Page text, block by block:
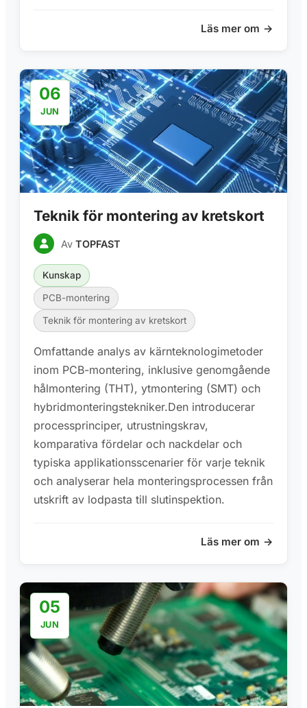
Läs mer om
06
JUN
Teknik för montering av kretskort
Av TOPFAST
Kunskap
PCB-montering
Teknik för montering av kretskort
Omfattande analys av kärnteknologimetoder
inom PCB-montering, inklusive genomgående
hålmontering (THT), ytmontering (SMT) och
hybridmonteringstekniker.Den introducerar
processprinciper, utrustningskrav,
komparativa fördelar och nackdelar och
typiska applikationsscenarier för varje teknik
och analyserar hela monteringsprocessen från
utskrift av lodpasta till slutinspektion.
Läs mer om
05
JUN